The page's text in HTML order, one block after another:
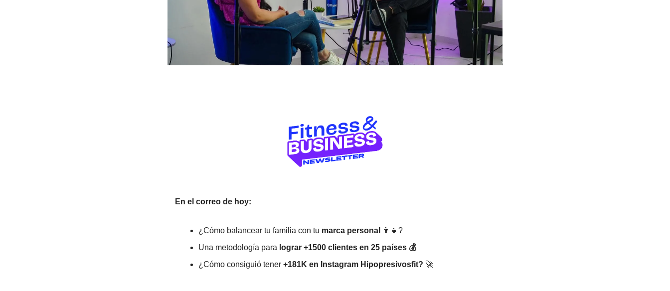
En el correo de hoy:
¿Cómo balancear tu familia con tu marca personal
👩‍👧?
Una metodología para lograr +1500 clientes en 25 países 💰
¿Cómo consiguió tener +181K en Instagram Hipopresivosfit? 🚀